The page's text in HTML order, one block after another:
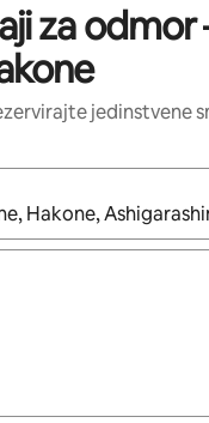
za odmor
jedinstvene
rezultati, moći